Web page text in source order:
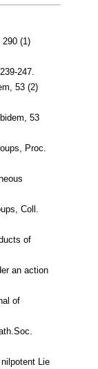
(1)
247.
53 (2)
53
Proc.
Coll.
of
an action
of
Lie